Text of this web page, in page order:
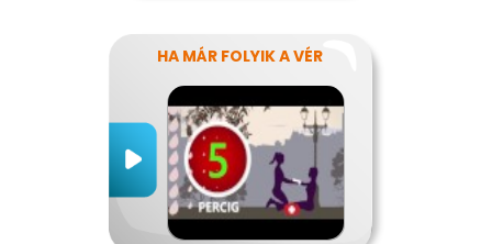
HA MÁR FOLYIK A VÉR